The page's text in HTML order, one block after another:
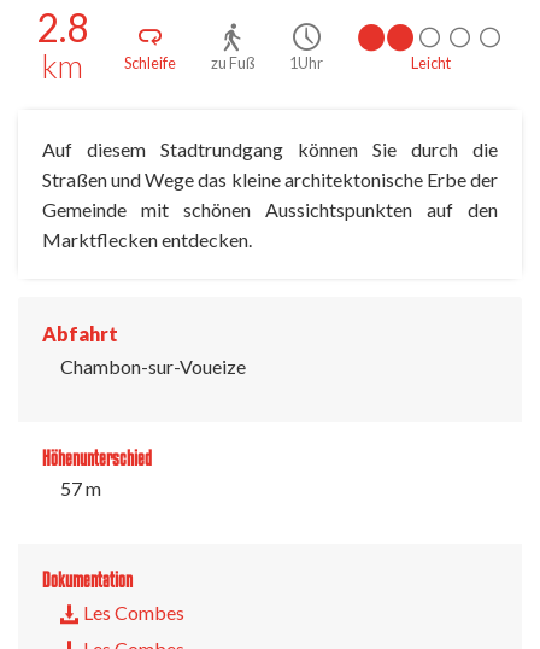
2.8
km Schleife zu Fuß 1Uhr Leicht
Auf diesem Stadtrundgang können Sie durch die
Straßen und Wege das kleine architektonische Erbe der
Gemeinde mit schönen Aussichtspunkten auf den
Marktflecken entdecken.
Abfahrt
Chambon-sur-Voueize
Höhenunterschied
57 m
Dokumentation
Les Combes